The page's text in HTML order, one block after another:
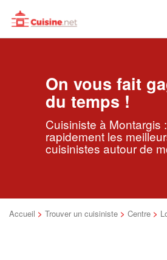
On vous fait
du temps !
Cuisiniste à Montargis
rapidement les
cuisinistes autour de
Accueil > Trouver un cuisiniste > Centre >